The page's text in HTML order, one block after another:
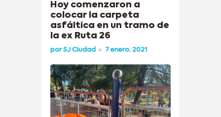
Hoy comenzaron a
colocar la carpeta
asfáltica en un tramo de
la ex Ruta 26
porSJ Ciudad 7 enero, 2021